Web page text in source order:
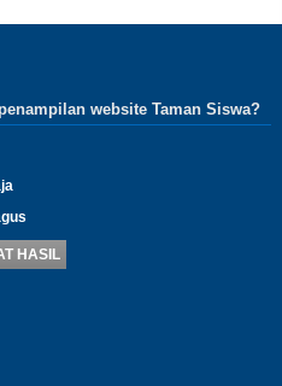
website Taman Siswa?